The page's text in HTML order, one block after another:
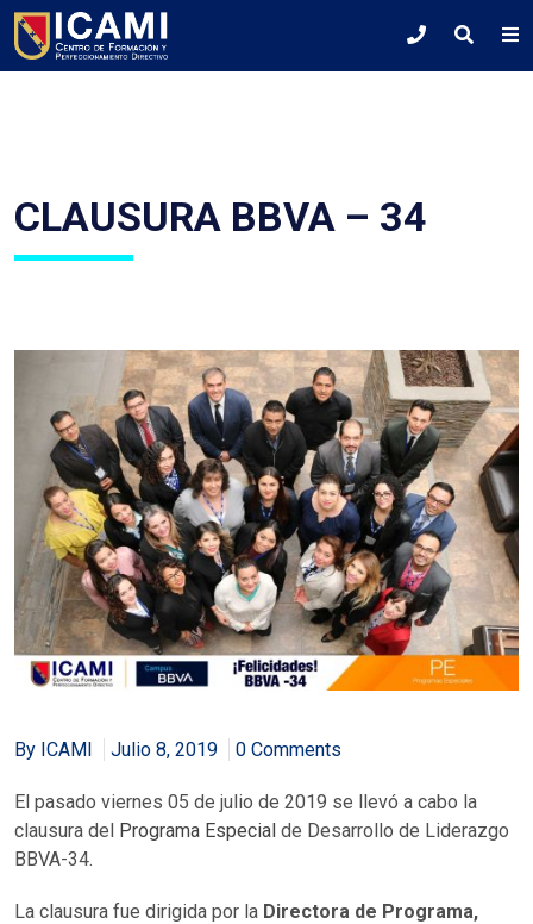
CLAUSURA BBVA – 34
By ICAMI Julio 8, 2019 0 Comments
El pasado viernes 05 de julio de 2019 se llevó a cabo la
clausura del Programa Especial de Desarrollo de Liderazgo
BBVA-34.
La clausura fue dirigida por la Directora de Programa,